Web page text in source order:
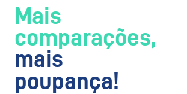
Mais
comparações,
mais
poupança!